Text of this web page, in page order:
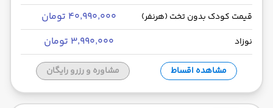
قیمت کودک بدون تخت (هرنفر) ۴۰٬۹۹۰٬۰۰۰ تومان
نوزاد ۳٬۹۹۰٬۰۰۰ تومان
مشاهده اقساط مشاوره و رزرو رایگان